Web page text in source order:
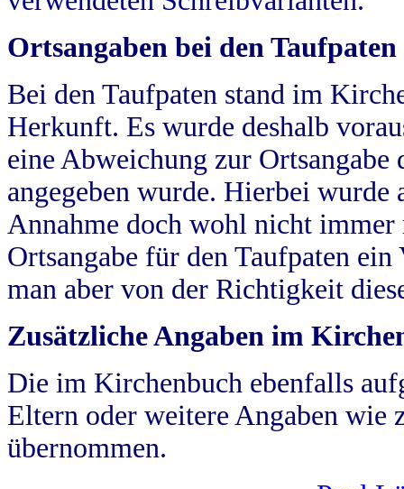
Ortsangaben bei den Taufpaten
Bei den Taufpaten stand im
Herkunft. Es wurde deshalb
eine Abweichung zur
angegeben wurde. Hierbei wurde
Annahme doch wohl nicht
Ortsangabe für den Taufpaten
man aber von der Richtigkeit
Zusätzliche Angaben im
Die im Kirchenbuch ebenfalls
Eltern oder weitere Angaben wie
übernommen.